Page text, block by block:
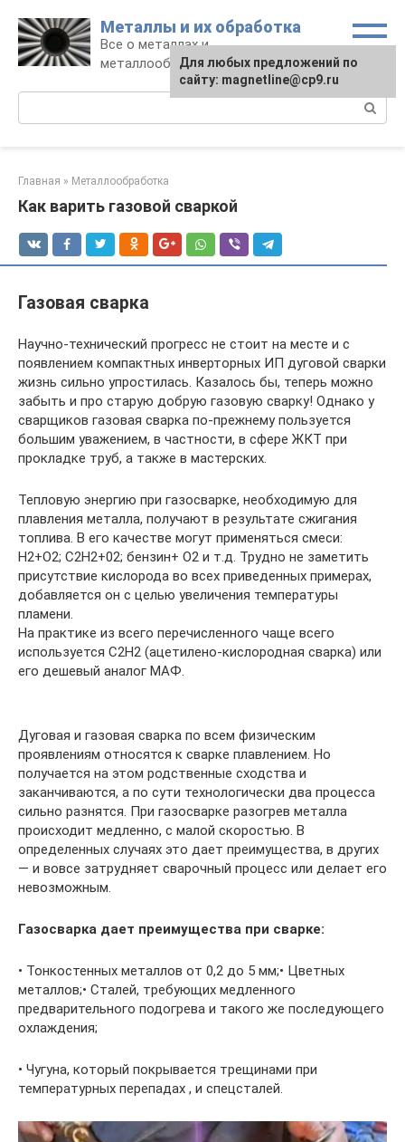
контенту
Металлы и их обработка
Все о металлах и
металлообработке
Главная » Металлообработка
Как варить газовой сваркой
Газовая сварка
Научно-технический прогресс не стоит на месте и с
появлением компактных инверторных ИП дуговой сварки
жизнь сильно упростилась. Казалось бы, теперь можно
забыть и про старую добрую газовую сварку! Однако у
сварщиков газовая сварка по-прежнему пользуется
большим уважением, в частности, в сфере ЖКТ при
прокладке труб, а также в мастерских.
Тепловую энергию при газосварке, необходимую для
плавления металла, получают в результате сжигания
топлива. В его качестве могут применяться смеси:
Н2+О2; C2H2+02; бензин+ О2 и т.д. Трудно не заметить
присутствие кислорода во всех приведенных примерах,
добавляется он с целью увеличения температуры
пламени.
На практике из всего перечисленного чаще всего
используется C2H2 (ацетилено-кислородная сварка) или
его дешевый аналог МАФ.
Дуговая и газовая сварка по всем физическим
проявлениям относятся к сварке плавлением. Но
получается на этом родственные сходства и
заканчиваются, а по сути технологически два процесса
сильно разнятся. При газосварке разогрев металла
происходит медленно, с малой скоростью. В
определенных случаях это дает преимущества, в других
— и вовсе затрудняет сварочный процесс или делает его
невозможным.
Газосварка дает преимущества при сварке:
• Тонкостенных металлов от 0,2 до 5 мм;• Цветных
металлов;• Сталей, требующих медленного
предварительного подогрева и такого же последующего
охлаждения;
• Чугуна, который покрывается трещинами при
температурных перепадах , и спецсталей.
Для любых предложений по
сайту: magnetline@cp9.ru